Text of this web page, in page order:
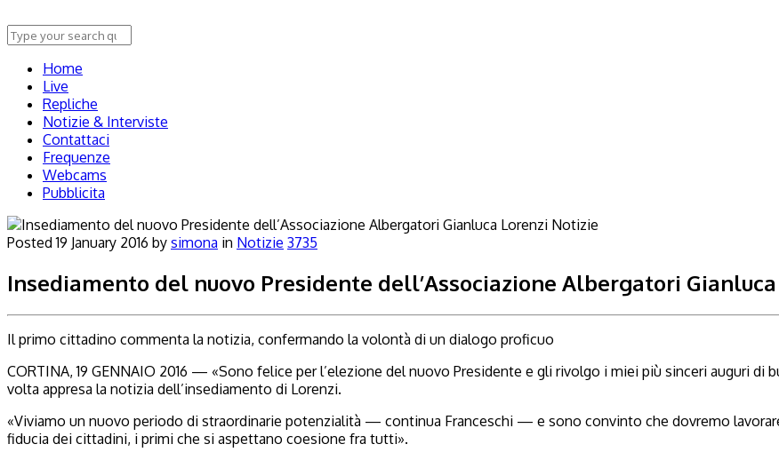
Home
Live
Repliche
Notizie & Interviste
Contattaci
Frequenze
Webcams
Pubblicita
Notizie
Posted19 January 2016 by simona in Notizie 3735
Insediamento del nuovo Presidente dell’Associazione Albergatori
Il primo cittadino commenta la notizia, confermando la volontà di un dialogo proficuo
CORTINA, 19 GENNAIO 2016 — «Sono felice per l’elezione del nuovo Presidente e gli rivolgo i miei più sinceri auguri di
volta appresa la notizia dell’insediamento di Lorenzi.
«Viviamo un nuovo periodo di straordinarie potenzialità — continua Franceschi — e sono convinto che dovremo
fiducia dei cittadini, i primi che si aspettano coesione fra tutti».